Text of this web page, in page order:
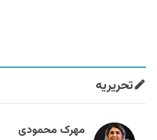
تحریریه
مهرک محمودی